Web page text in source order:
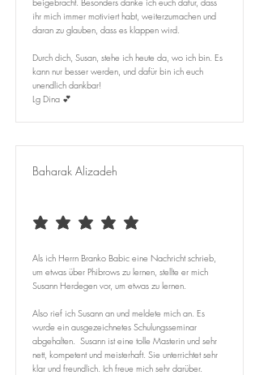
ihr mich immer motiviert habt, weiterzumachen und
daran zu glauben, dass es klappen wird.
Durch dich, Susan, stehe ich heute da, wo ich bin. Es
kann nur besser werden, und dafür bin ich euch
unendlich dankbar!
Lg Dina 💕
Baharak Alizadeh
average rating is 5 out of 5
Als ich Herrn Branko Babic eine Nachricht schrieb,
um etwas über Phibrows zu lernen, stellte er mich
Susann Herdegen vor, um etwas zu lernen.
Also rief ich Susann an und meldete mich an. Es
wurde ein ausgezeichnetes Schulungsseminar
abgehalten. Susann ist eine tolle Masterin und sehr
nett, kompetent und meisterhaft. Sie unterrichtet sehr
klar und freundlich. Ich freue mich sehr darüber.